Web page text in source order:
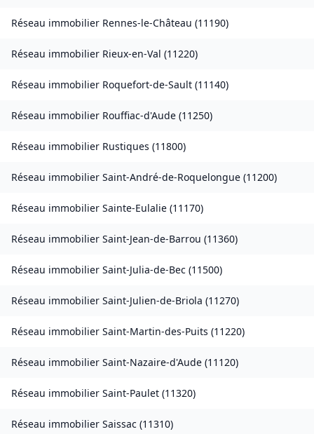
Réseau immobilier Rennes-le-Château (11190)
Réseau immobilier Rieux-en-Val (11220)
Réseau immobilier Roquefort-de-Sault (11140)
Réseau immobilier Rouffiac-d'Aude (11250)
Réseau immobilier Rustiques (11800)
Réseau immobilier Saint-André-de-Roquelongue (11200)
Réseau immobilier Sainte-Eulalie (11170)
Réseau immobilier Saint-Jean-de-Barrou (11360)
Réseau immobilier Saint-Julia-de-Bec (11500)
Réseau immobilier Saint-Julien-de-Briola (11270)
Réseau immobilier Saint-Martin-des-Puits (11220)
Réseau immobilier Saint-Nazaire-d'Aude (11120)
Réseau immobilier Saint-Paulet (11320)
Réseau immobilier Saissac (11310)